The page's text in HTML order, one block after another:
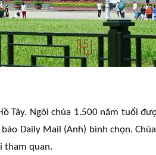
Tây. Ngôi chùa 1.500 năm tuổi
Daily Mail (Anh) bình chọn.
tham quan.